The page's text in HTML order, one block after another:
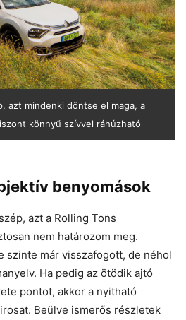
azt mindenki döntse el maga, a
könnyű szívvel ráhúzható
benyomások
azt a Rolling Tons
nem határozom meg.
szinte már visszafogott, de néhol
Ha pedig az ötödik ajtó
pontot, akkor a nyitható
Beülve ismerős részletek